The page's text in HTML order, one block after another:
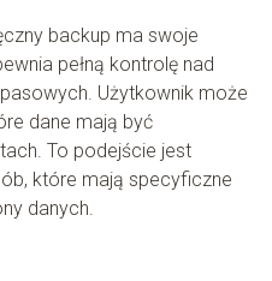
backup ma swoje
pełną kontrolę nad
Użytkownik może
dane mają być
To podejście jest
które mają specyficzne
danych.